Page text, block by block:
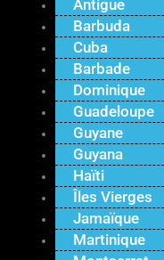
Antigue
Barbuda
Cuba
Barbade
Dominique
Guadeloupe
Guyane
Guyana
Haïti
Îles Vierges
Jamaïque
Martinique